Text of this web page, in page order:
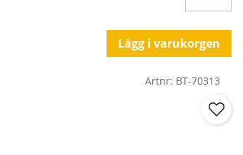
Lägg i varukorgen
Artnr: BT-70313